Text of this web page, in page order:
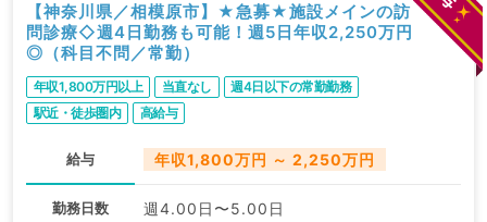
【神奈川県／相模原市】★急募★施設メインの訪
問診療◇週4日勤務も可能！週5日年収2,250万円
◎（科目不問／常勤）
年収1,800万円以上 当直なし
週4日以下の常勤勤務
駅近・徒歩圏内
高給与
給与 年収1,800万円 ～ 2,250万円
勤務日数 週4.00日〜5.00日